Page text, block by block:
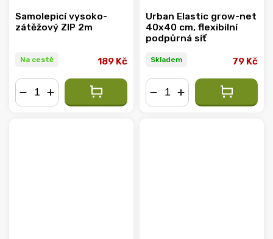
Samolepicí vysoko-
zátěžový ZIP 2m
Na cestě 189 Kč
Urban Elastic grow-net
40x40 cm, flexibilní
podpůrná síť
Skladem 79 Kč